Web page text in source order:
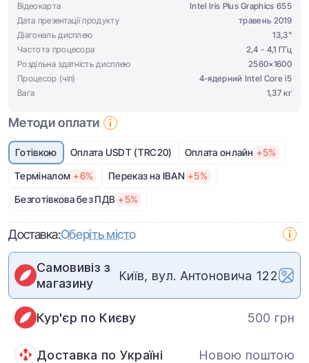
Відеокарта
Intel Iris Plus Graphics 655
Дата презентації продукту
травень 2019
Діагональ дисплею
13,3"
Частота процесора
2,4 - 4,1 ГГц
Роздільна здатність дисплею
2560×1600
Процесор (чіп)
4-ядерний Intel Core i5
Вага
1,37 кг
Методи оплати
Готівкою Оплата USDT (TRC20) Оплата онлайн +5%
Терміналом +6% Переказ на IBAN +5%
Безготівкова без ПДВ +5%
Доставка:Оберіть місто
Самовивіз з
магазину
Київ, вул. Антоновича 122
Кур'єр по Києву 500 грн
Доставка по Україні Новою поштою